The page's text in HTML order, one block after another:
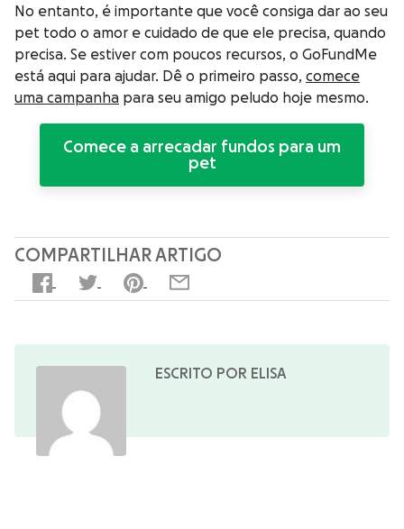
No entanto, é importante que você consiga dar ao seu
pet todo o amor e cuidado de que ele precisa, quando
precisa. Se estiver com poucos recursos, o GoFundMe
está aqui para ajudar. Dê o primeiro passo, comece
uma campanha para seu amigo peludo hoje mesmo.
Comece a arrecadar fundos para um
pet
COMPARTILHAR ARTIGO
ESCRITO POR ELISA